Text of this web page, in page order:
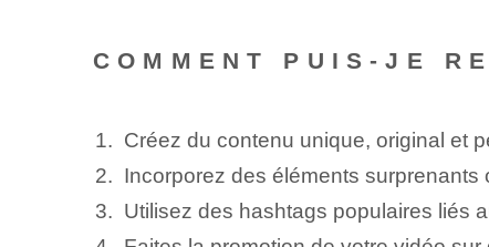
COMMENT PUIS-JE
Créez du contenu unique, original et
Incorporez des éléments
Utilisez des hashtags populaires liés